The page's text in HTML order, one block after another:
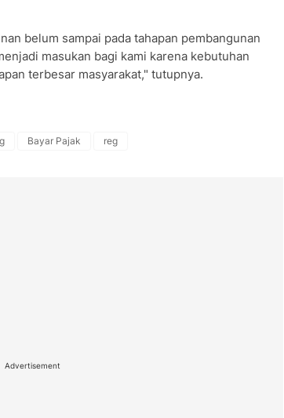
belum sampai pada tahapan pembangunan
masukan bagi kami karena kebutuhan
terbesar masyarakat," tutupnya.
Bayar Pajak reg
Advertisement